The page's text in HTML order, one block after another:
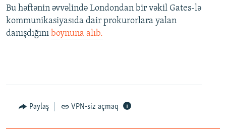
Bu həftənin əvvəlində Londondan bir vəkil Gates-lə
kommunikasiyasıda dair prokurorlara yalan
danışdığını boynuna alıb.
Paylaş VPN-siz açmaq